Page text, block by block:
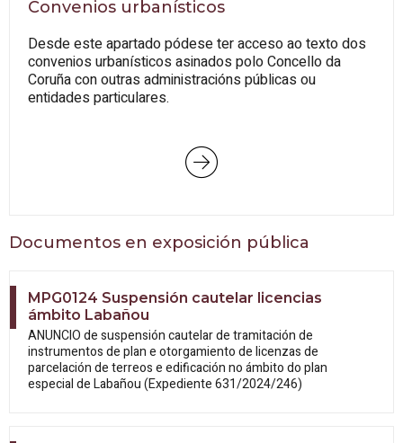
Convenios urbanísticos
Desde este apartado pódese ter acceso ao texto dos
convenios urbanísticos asinados polo Concello da
Coruña con outras administracións públicas ou
entidades particulares.
Documentos en exposición pública
MPG0124 Suspensión cautelar licencias
ámbito Labañou
ANUNCIO de suspensión cautelar de tramitación de
instrumentos de plan e otorgamiento de licenzas de
parcelación de terreos e edificación no ámbito do plan
especial de Labañou (Expediente 631/2024/246)